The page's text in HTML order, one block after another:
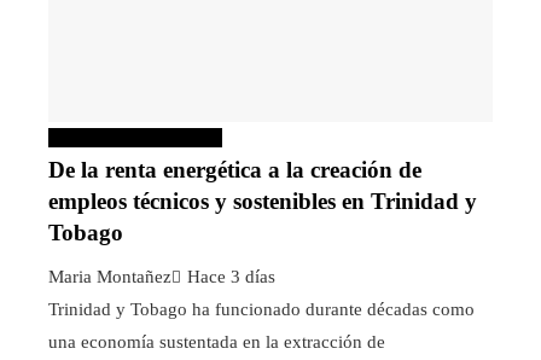
De la renta energética a la creación de
empleos técnicos y sostenibles en Trinidad y
Tobago
Maria Montañez
Hace 3 días
Trinidad y Tobago ha funcionado durante décadas como
una economía sustentada en la extracción de